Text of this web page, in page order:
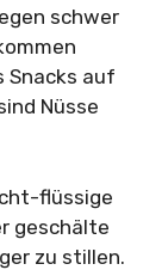
schwer
Snacks auf
Nüsse
flüssige
geschälte
zu stillen.